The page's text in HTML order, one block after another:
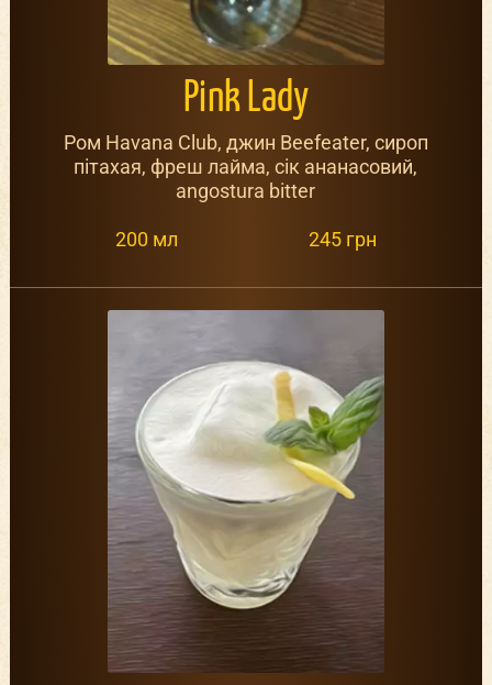
Pink Lady
Ром Havana Club, джин Beefeater, сироп
пітахая, фреш лайма, сік ананасовий,
angostura bitter
200 мл 245 грн